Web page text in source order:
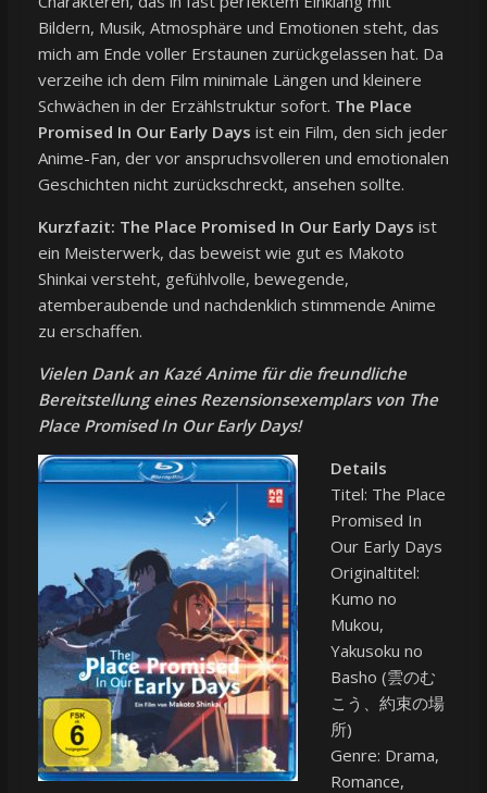
Bildern, Musik, Atmosphäre und Emotionen steht, das
mich am Ende voller Erstaunen zurückgelassen hat. Da
verzeihe ich dem Film minimale Längen und kleinere
Schwächen in der Erzählstruktur sofort. The Place
Promised In Our Early Days ist ein Film, den sich jeder
Anime-Fan, der vor anspruchsvolleren und emotionalen
Geschichten nicht zurückschreckt, ansehen sollte.
Kurzfazit: The Place Promised In Our Early Days ist
ein Meisterwerk, das beweist wie gut es Makoto
Shinkai versteht, gefühlvolle, bewegende,
atemberaubende und nachdenklich stimmende Anime
zu erschaffen.
Vielen Dank an Kazé Anime für die freundliche
Bereitstellung eines Rezensionsexemplars von The
Place Promised In Our Early Days!
Details
Titel: The Place
Promised In
Our Early Days
Originaltitel:
Kumo no
Mukou,
Yakusoku no
Basho (雲のむ
こう、約束の場
所)
Genre: Drama,
Romance,